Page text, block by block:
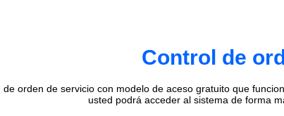
Control de
de orden de servicio con modelo de aceso gratuito que
usted podrá acceder al sistema de forma